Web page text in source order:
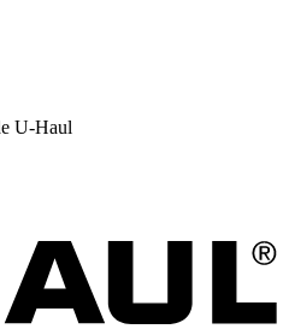
U-Haul